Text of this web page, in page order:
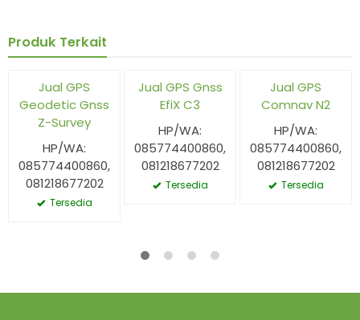
Produk Terkait
Jual GPS
Geodetic Gnss
Z-Survey
HP/WA:
085774400860,
081218677202
Tersedia
Jual GPS Gnss
EfiX C3
HP/WA:
085774400860,
081218677202
Tersedia
Jual GPS
Comnav N2
HP/WA:
085774400860,
081218677202
Tersedia